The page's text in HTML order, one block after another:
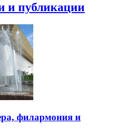
и публикации
филармония и